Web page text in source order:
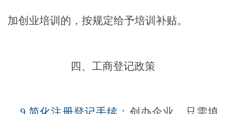
加创业培训的，按规定给予培训补贴。
四、工商登记政策